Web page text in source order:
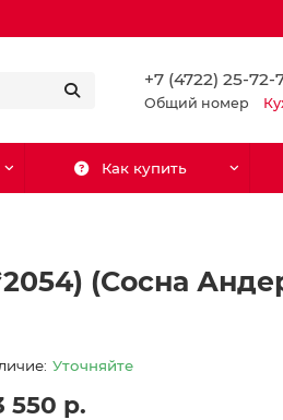
+7 (4722) 25-72-
Общий номер
Как купить
(Сосна
Уточняйте
550 р.